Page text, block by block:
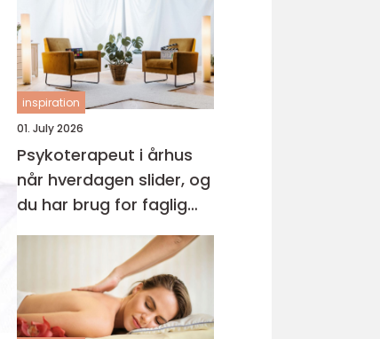
inspiration
01. July 2026
Psykoterapeut i århus
når hverdagen slider, og
du har brug for faglig
støtte